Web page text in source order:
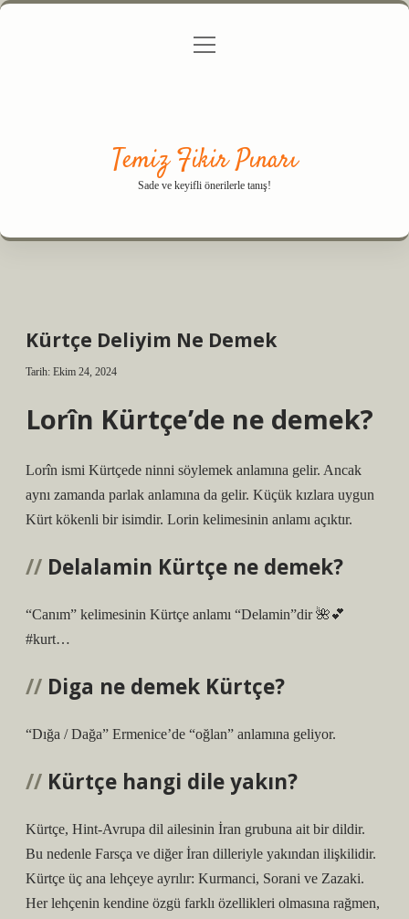
Gizlilik Politikası
menüyü
Temiz Fikir Pınarı
Sade ve keyifli önerilerle tanış!
Kürtçe Deliyim Ne Demek
Tarih: Ekim 24, 2024
Lorîn Kürtçe’de ne demek?
Lorîn ismi Kürtçede ninni söylemek anlamına gelir. Ancak
aynı zamanda parlak anlamına da gelir. Küçük kızlara uygun
Kürt kökenli bir isimdir. Lorin kelimesinin anlamı açıktır.
Delalamin Kürtçe ne demek?
“Canım” kelimesinin Kürtçe anlamı “Delamin”dir 🌺💕
#kurt…
Diga ne demek Kürtçe?
“Dığa / Dağa” Ermenice’de “oğlan” anlamına geliyor.
Kürtçe hangi dile yakın?
Kürtçe, Hint-Avrupa dil ailesinin İran grubuna ait bir dildir.
Bu nedenle Farsça ve diğer İran dilleriyle yakından ilişkilidir.
Kürtçe üç ana lehçeye ayrılır: Kurmanci, Sorani ve Zazaki.
Her lehçenin kendine özgü farklı özellikleri olmasına rağmen,